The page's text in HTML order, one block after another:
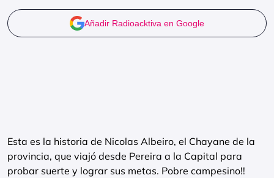
Añadir Radioacktiva en Google
Esta es la historia de Nicolas Albeiro, el Chayane de la
provincia, que viajó desde Pereira a la Capital para
probar suerte y lograr sus metas. Pobre campesino!!